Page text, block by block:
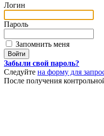
Логин
Пароль
Запомнить меня
Забыли свой пароль?
Следуйте на форму для
После получения